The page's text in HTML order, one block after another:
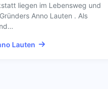
liegen im Lebensweg und
Anno Lauten . Als
Lauten